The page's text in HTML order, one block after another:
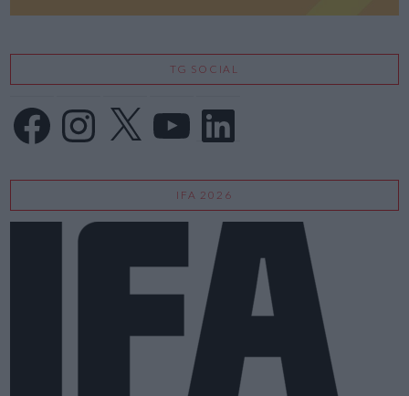
TG SOCIAL
FacebookInstagram
X LinkedIn
IFA 2026